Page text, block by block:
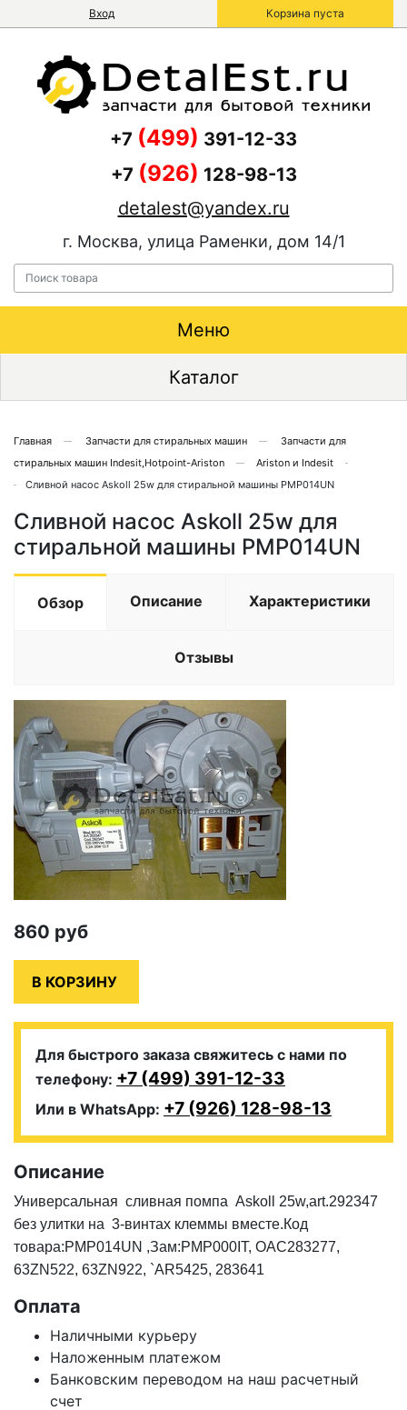
Вход Корзина пуста
+7 (499) 391-12-33
+7 (926) 128-98-13
detalest@yandex.ru
г. Москва, улица Раменки, дом 14/1
Меню
Каталог
Главная Запчасти для стиральных машин
Запчасти для
стиральных машин Indesit,Hotpoint-Ariston
Ariston и Indesit
Сливной насос Askoll 25w для стиральной машины PMP014UN
Сливной насос Askoll 25w для
стиральной машины PMP014UN
Обзор Описание Характеристики
Отзывы
860 руб
Для быстрого заказа свяжитесь с нами по
телефону: +7 (499) 391-12-33
Или в WhatsApp: +7 (926) 128-98-13
Описание
Универсальная сливная помпа Askoll 25w,art.292347
без улитки на 3-винтах клеммы вместе.Код
товара:PMP014UN ,Зам:PMP000IT, OAC283277,
63ZN522, 63ZN922, `AR5425, 283641
Оплата
Наличными курьеру
Наложенным платежом
Банковским переводом на наш расчетный
счет